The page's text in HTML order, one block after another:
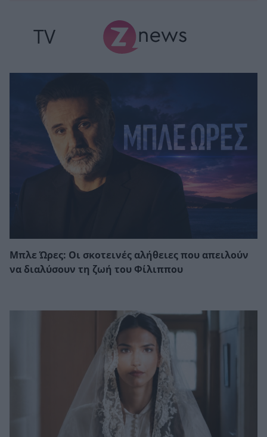
TV
Μπλε Ώρες: Οι σκοτεινές αλήθειες που απειλούν
να διαλύσουν τη ζωή του Φίλιππου